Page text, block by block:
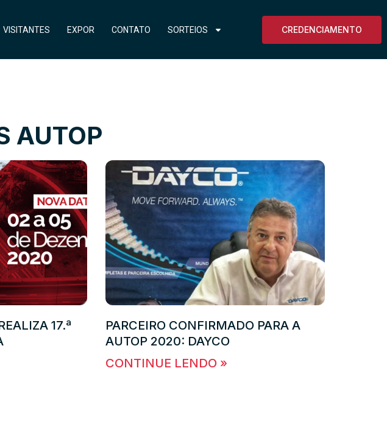
VISITANTES EXPOR CONTATO SORTEIOS CREDENCIAMENTO
AUTOP
17.ª
PARCEIRO CONFIRMADO PARA A
AUTOP 2020: DAYCO
CONTINUE LENDO »